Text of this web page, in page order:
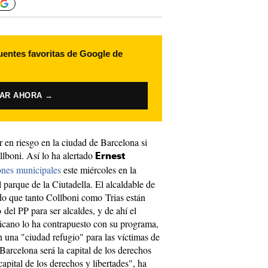
favoritas de Google de
AHORA →
riesgo en la ciudad de Barcelona si
Así lo ha alertado Ernest
municipaleseste miércoles en la
de la Ciutadella. El alcaldable de
que tanto Collboni como Trias están
PP para ser alcaldes, y de ahí el
lo ha contrapuesto con su programa,
una "ciudad refugio" para las víctimas de
será la capital de los derechos
de los derechos y libertades", ha